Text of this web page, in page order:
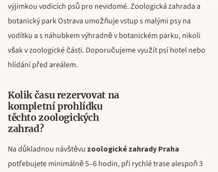
výjimkou vodicích psů pro nevidomé. Zoologická zahrada a
botanický park Ostrava umožňuje vstup s malými psy na
vodítku a s náhubkem výhradně v botanickém parku, nikoli
však v zoologické části. Doporučujeme využít psí hotel nebo
hlídání před areálem.
Kolik času rezervovat na
kompletní prohlídku
těchto zoologických
zahrad?
Na důkladnou návštěvu zoologické zahrady Praha
potřebujete minimálně 5–6 hodin, při rychlé trase alespoň 3